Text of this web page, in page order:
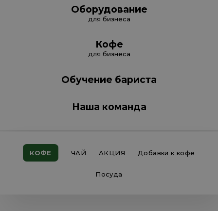
Оборудование
для бизнеса
Кофе
для бизнеса
Обучение бариста
Наша команда
КОФЕ ЧАЙ АКЦИЯ Добавки к кофе
Посуда